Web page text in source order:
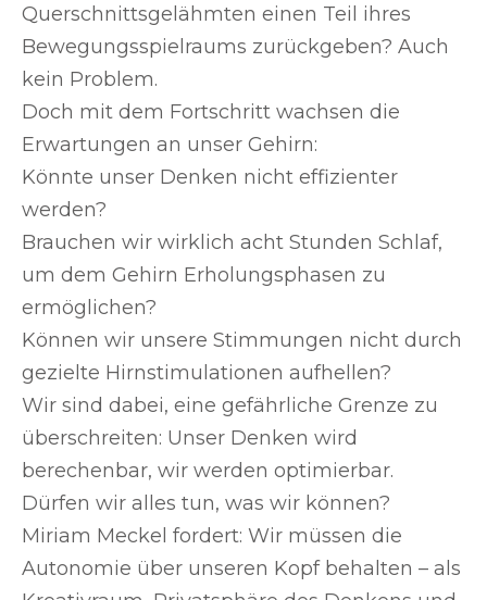
Querschnittsgelähmten einen Teil ihres
Bewegungsspielraums zurückgeben? Auch
kein Problem.
Doch mit dem Fortschritt wachsen die
Erwartungen an unser Gehirn:
Könnte unser Denken nicht effizienter
werden?
Brauchen wir wirklich acht Stunden Schlaf,
um dem Gehirn Erholungsphasen zu
ermöglichen?
Können wir unsere Stimmungen nicht durch
gezielte Hirnstimulationen aufhellen?
Wir sind dabei, eine gefährliche Grenze zu
überschreiten: Unser Denken wird
berechenbar, wir werden optimierbar.
Dürfen wir alles tun, was wir können?
Miriam Meckel fordert: Wir müssen die
Autonomie über unseren Kopf behalten – als